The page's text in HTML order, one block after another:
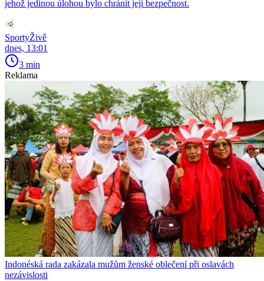
jehož jedinou úlohou bylo chránit její bezpečnost.
SportyŽivě
dnes, 13:01
3 min
Reklama
Indonéská rada zakázala mužům ženské oblečení při oslavách
nezávislosti